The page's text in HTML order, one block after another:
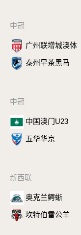
中冠
广州联增城澳体
泰州早茶黑马
中冠
中国澳门U23
五华华京
新西联
奥克兰鳄蜥
坎特伯雷公羊